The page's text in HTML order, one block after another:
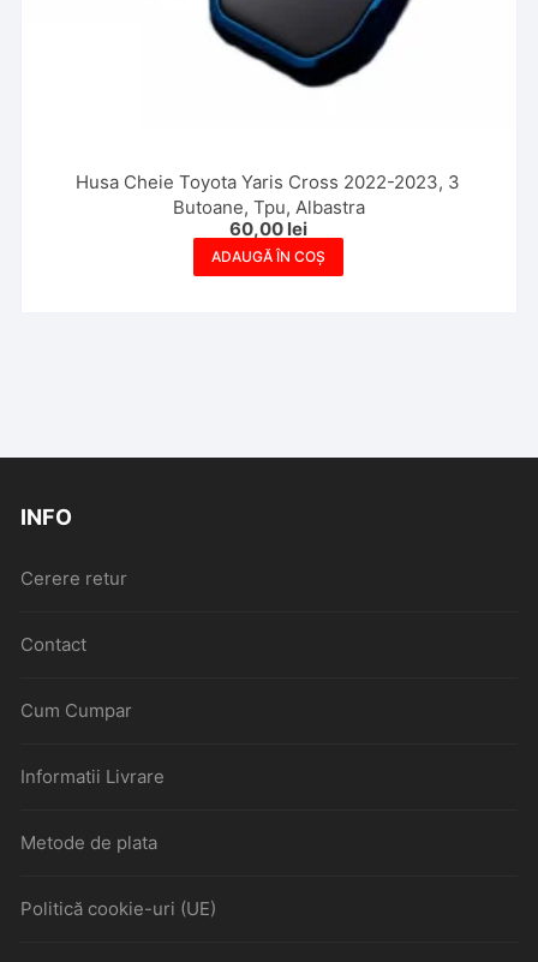
Husa Cheie Toyota Yaris Cross 2022-2023, 3
Butoane, Tpu, Albastra
60,00 lei
ADAUGĂ ÎN COȘ
INFO
Cerere retur
Contact
Cum Cumpar
Informatii Livrare
Metode de plata
Politică cookie-uri (UE)